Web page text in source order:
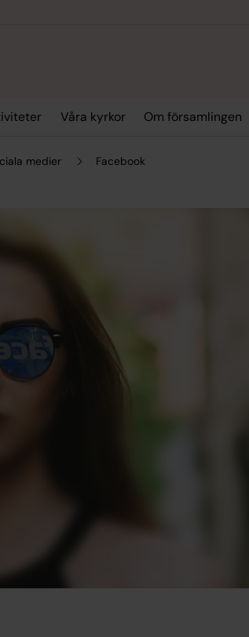
Våra kyrkor Om församlingen
medier Facebook